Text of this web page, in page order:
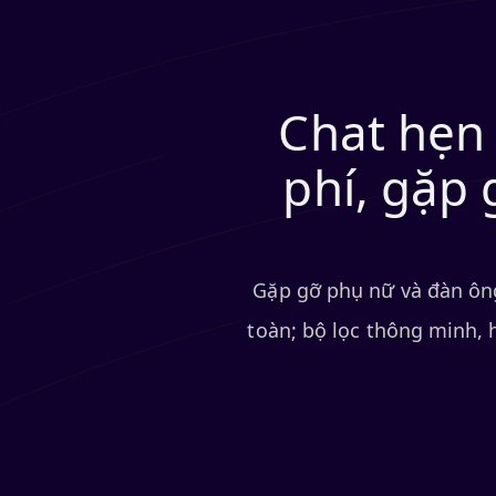
Chat
phí, gặp
Gặp gỡ phụ nữ và đàn
toàn; bộ lọc thông minh,